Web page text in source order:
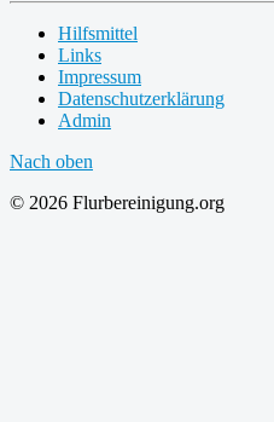
Hilfsmittel
Links
Impressum
Datenschutzerklärung
Admin
Nach oben
© 2026 Flurbereinigung.org